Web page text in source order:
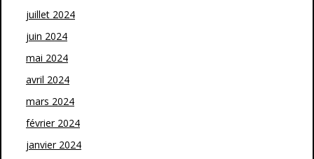
juillet 2024
juin 2024
mai 2024
avril 2024
mars 2024
février 2024
janvier 2024